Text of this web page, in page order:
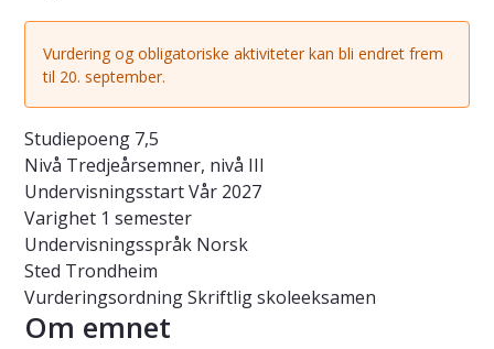
Vurdering og obligatoriske aktiviteter kan bli endret frem
til 20. september.
Studiepoeng 7,5
Nivå Tredjeårsemner, nivå III
UndervisningsstartVår 2027
Varighet 1 semester
Undervisningsspråk Norsk
Sted Trondheim
VurderingsordningSkriftlig skoleeksamen
Om emnet